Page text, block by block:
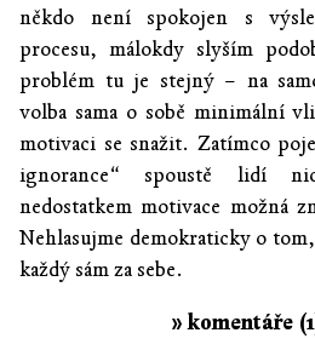
někdo není spokojen s
procesu, málokdy slyším
problém tu je stejný – na
volba sama o sobě minimální
motivaci se snažit. Zatímco
ignorance“ spoustě lidí
nedostatkem motivace možná
Nehlasujme demokraticky o
každý sám za sebe.
» komentáře